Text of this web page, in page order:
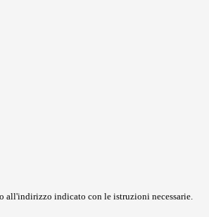
all'indirizzo indicato con le istruzioni necessarie.